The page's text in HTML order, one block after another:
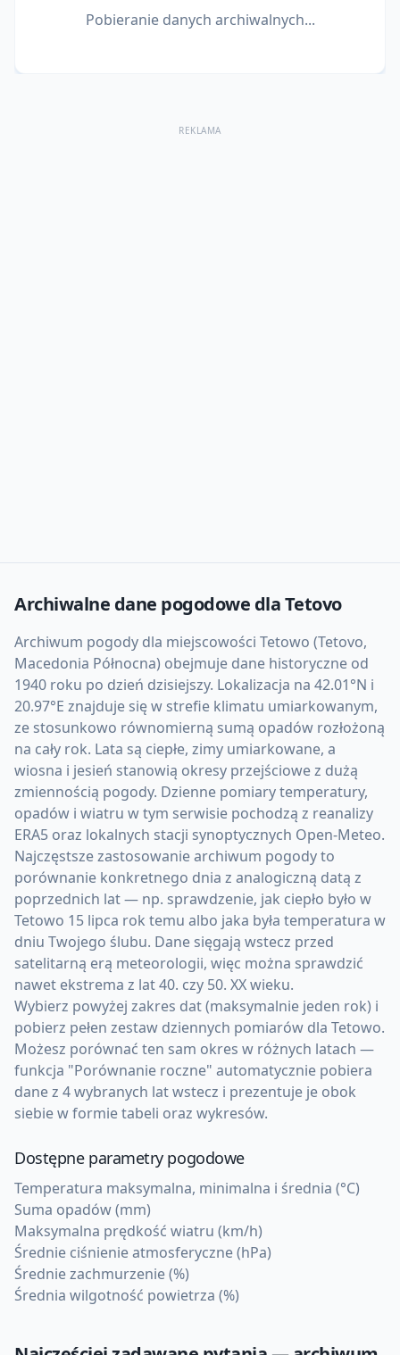
Pobieranie danych archiwalnych...
REKLAMA
Archiwalne dane pogodowe dlaTetovo
Archiwum pogody dla miejscowości Tetowo (Tetovo,
Macedonia Północna) obejmuje dane historyczne od
1940 roku po dzień dzisiejszy. Lokalizacja na 42.01°N i
20.97°E znajduje się w strefie klimatu umiarkowanym,
ze stosunkowo równomierną sumą opadów rozłożoną
na cały rok. Lata są ciepłe, zimy umiarkowane, a
wiosna i jesień stanowią okresy przejściowe z dużą
zmiennością pogody. Dzienne pomiary temperatury,
opadów i wiatru w tym serwisie pochodzą z reanalizy
ERA5 oraz lokalnych stacji synoptycznych Open-Meteo.
Najczęstsze zastosowanie archiwum pogody to
porównanie konkretnego dnia z analogiczną datą z
poprzednich lat — np. sprawdzenie, jak ciepło było w
Tetowo 15 lipca rok temu albo jaka była temperatura w
dniu Twojego ślubu. Dane sięgają wstecz przed
satelitarną erą meteorologii, więc można sprawdzić
nawet ekstrema z lat 40. czy 50. XX wieku.
Wybierz powyżej zakres dat (maksymalnie jeden rok) i
pobierz pełen zestaw dziennych pomiarów dla Tetowo.
Możesz porównać ten sam okres w różnych latach —
funkcja "Porównanie roczne" automatycznie pobiera
dane z 4 wybranych lat wstecz i prezentuje je obok
siebie w formie tabeli oraz wykresów.
Dostępne parametry pogodowe
Temperatura maksymalna, minimalna i średnia (°C)
Suma opadów (mm)
Maksymalna prędkość wiatru (km/h)
Średnie ciśnienie atmosferyczne (hPa)
Średnie zachmurzenie (%)
Średnia wilgotność powietrza (%)